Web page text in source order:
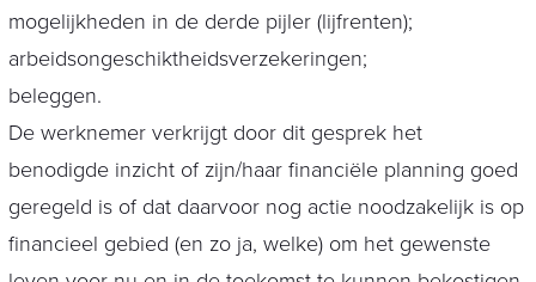
mogelijkheden in de derde pijler (lijfrenten);
arbeidsongeschiktheidsverzekeringen;
beleggen.
De werknemer verkrijgt door dit gesprek het
benodigde inzicht of zijn/haar financiële planning goed
geregeld is of dat daarvoor nog actie noodzakelijk is op
financieel gebied (en zo ja, welke) om het gewenste